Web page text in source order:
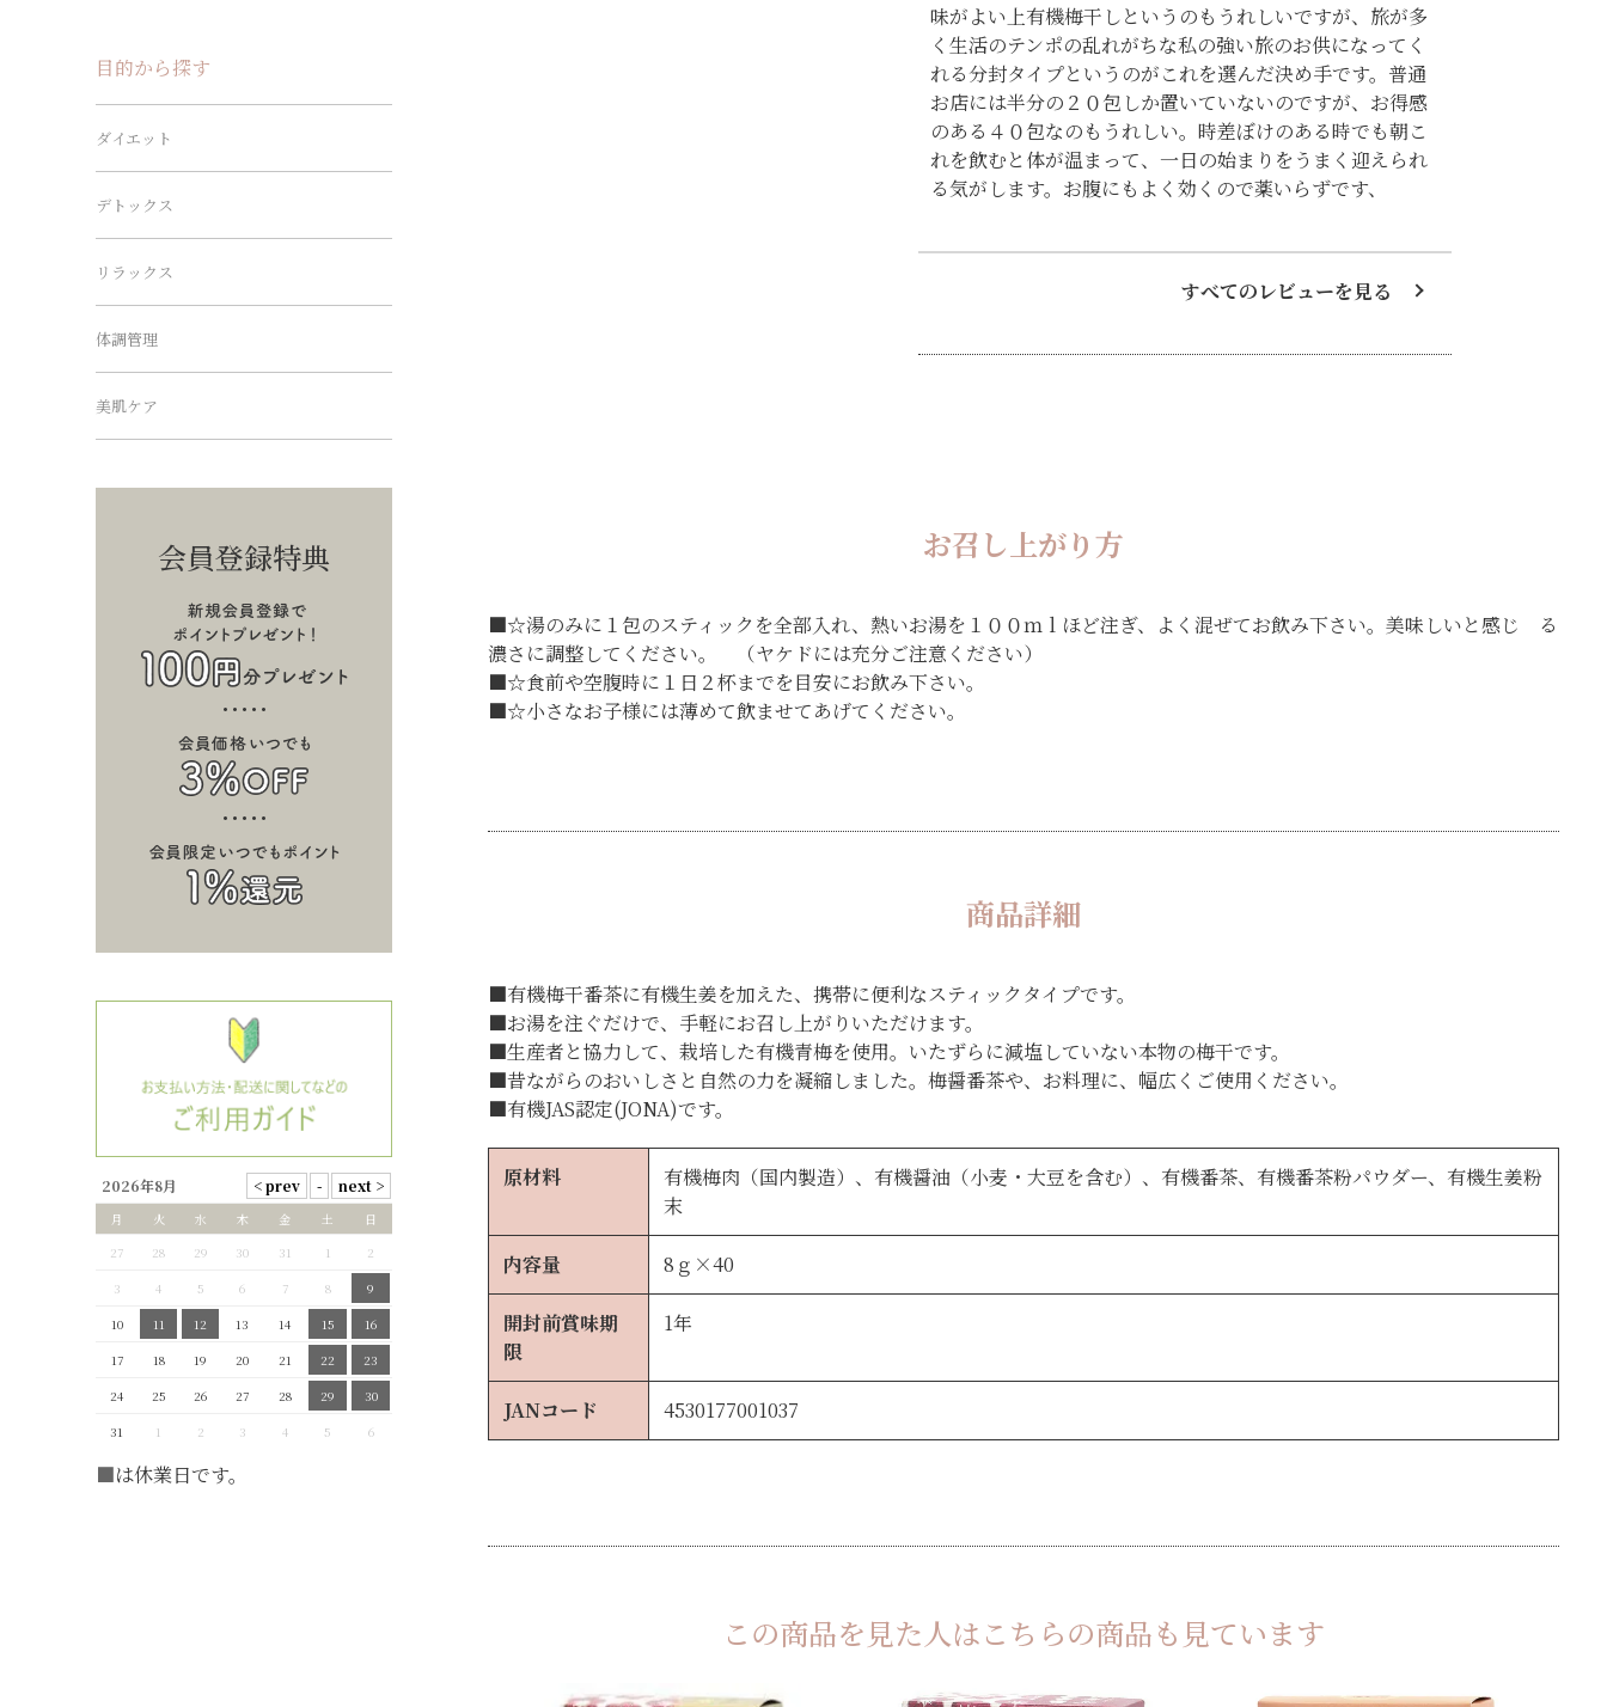
味がよい上有機梅干しというのもうれしいですが、旅が多
く生活のテンポの乱れがちな私の強い旅のお供になってく
れる分封タイプというのがこれを選んだ決め手です。普通
お店には半分の２０包しか置いていないのですが、お得感
のある４０包なのもうれしい。時差ぼけのある時でも朝こ
れを飲むと体が温まって、一日の始まりをうまく迎えられ
る気がします。お腹にもよく効くので薬いらずです、
すべてのレビューを見る
お召し上がり方
■☆湯のみに１包のスティックを全部入れ、熱いお湯を１００ｍｌほど注ぎ、よく混ぜてお飲み下さい。美味しいと感じ る
濃さに調整してください。 （ヤケドには充分ご注意ください）
■☆食前や空腹時に１日２杯までを目安にお飲み下さい。
■☆小さなお子様には薄めて飲ませてあげてください。
商品詳細
■有機梅干番茶に有機生姜を加えた、携帯に便利なスティックタイプです。
■お湯を注ぐだけで、手軽にお召し上がりいただけます。
■生産者と協力して、栽培した有機青梅を使用。いたずらに減塩していない本物の梅干です。
■昔ながらのおいしさと自然の力を凝縮しました。梅醤番茶や、お料理に、幅広くご使用ください。
■有機JAS認定(JONA)です。
原材料
有機梅肉（国内製造）、有機醤油（小麦・大豆を含む）、有機番茶、有機番茶粉パウダー、有機生姜粉
末
内容量 8ｇ×40
開封前賞味期
限
1年
JANコード 4530177001037
この商品を見た人はこちらの商品も見ています
目的から探す
ダイエット
デトックス
リラックス
体調管理
美肌ケア
会員登録特典
2026年8月
月 火 水 木 金 土
日
27
28 29 30 31 1
2
3
4 5 6 7 8
9
10
11 12 13 14 15
16
17
18 19 20 21 22
23
24
25 26 27 28 29
30
31
1 2 3 4 5 6
■は休業日です。